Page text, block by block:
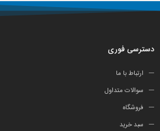
دسترسی فوری
ارتباط با ما
سوالات متداول
فروشگاه
سبد خرید